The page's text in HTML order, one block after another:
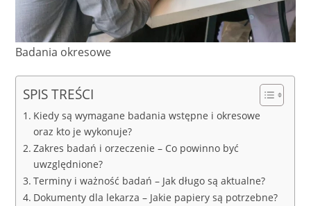
Badania okresowe
SPIS TREŚCI
Kiedy są wymagane badania wstępne i okresowe
oraz kto je wykonuje?
Zakres badań i orzeczenie – Co powinno być
uwzględnione?
Terminy i ważność badań – Jak długo są aktualne?
Dokumenty dla lekarza – Jakie papiery są potrzebne?